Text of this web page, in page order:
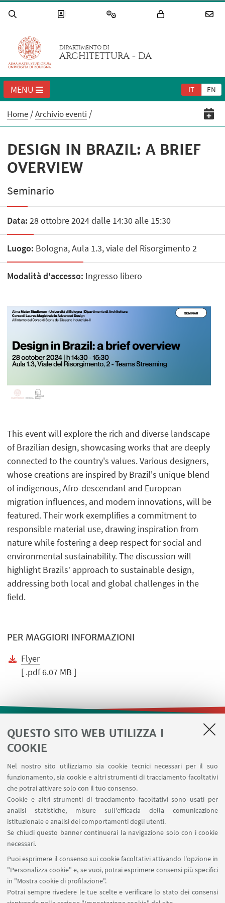
QUESTO SITO WEB UTILIZZA I
COOKIE
Nel nostro sito utilizziamo sia cookie tecnici necessari per il suo
funzionamento, sia cookie e altri strumenti di tracciamento facoltativi
che potrai attivare solo con il tuo consenso.
Cookie e altri strumenti di tracciamento facoltativi sono usati per
analisi statistiche, misure sull'efficacia della comunicazione
istituzionale e analisi dei comportamenti degli utenti.
Se chiudi questo banner continuerai la navigazione solo con i cookie
necessari.
Puoi esprimere il consenso sui cookie facoltativi attivando l'opzione in
"Personalizza cookie" e, se vuoi, potrai esprimere consensi più specifici
in "Mostra cookie di profilazione".
Potrai sempre rivedere le tue scelte e verificare lo stato dei consensi
DIPARTIMENTO DI
ARCHITETTURA - DA
IT EN
MENU
Home Archivio eventi
DESIGN IN BRAZIL: A BRIEF
OVERVIEW
Seminario
Data: 28 ottobre 2024 dalle 14:30 alle 15:30
Luogo: Bologna, Aula 1.3, viale del Risorgimento 2
Modalità d'accesso: Ingresso libero
This event will explore the rich and diverse landscape
of Brazilian design, showcasing works that are deeply
connected to the country's values. Various designers,
whose creations are inspired by Brazil's unique blend
of indigenous, Afro-descendant and European
migration influences, and modern innovations, will be
featured. Their work exemplifies a commitment to
responsible material use, drawing inspiration from
nature while fostering a deep respect for social and
environmental sustainability. The discussion will
highlight Brazils’ approach to sustainable design,
addressing both local and global challenges in the
field.
PER MAGGIORI INFORMAZIONI
Flyer
[ .pdf 6.07 MB ]
LINK UTILI
Area riservata
Prenotazione risorse
SEGUI IL DIPARTIMENTO SU:
SEGUI UNIBO SU: